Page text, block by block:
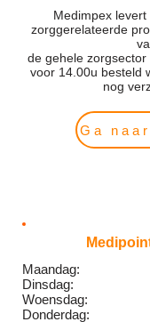
Medimpex
zorggerelateerde
de gehele
voor 14.00u besteld
nog
Maandag:
Dinsdag:
Woensdag:
Donderdag: